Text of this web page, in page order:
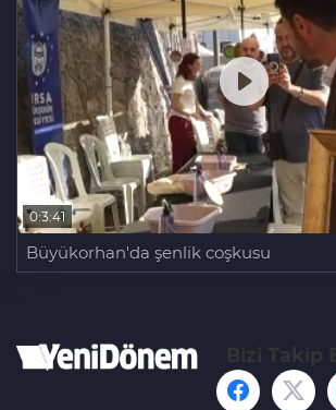
0:3:41
Büyükorhan'da şenlik coşkusu